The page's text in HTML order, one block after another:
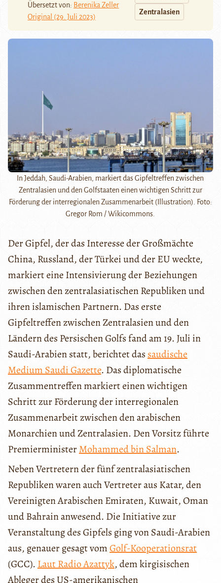
Übersetzt von: Berenika Zeller
Original (29. Juli 2023)
Zentralasien
In Jeddah, Saudi-Arabien, markiert das Gipfeltreffen zwischen
Zentralasien und den Golfstaaten einen wichtigen Schritt zur
Förderung der interregionalen Zusammenarbeit (Illustration). Foto:
Gregor Rom / Wikicommons.
Der Gipfel, der das Interesse der Großmächte
China, Russland, der Türkei und der EU weckte,
markiert eine Intensivierung der Beziehungen
zwischen den zentralasiatischen Republiken und
ihren islamischen Partnern. Das erste
Gipfeltreffen zwischen Zentralasien und den
Ländern des Persischen Golfs fand am 19. Juli in
Saudi-Arabien statt, berichtet das saudische
Medium Saudi Gazette. Das diplomatische
Zusammentreffen markiert einen wichtigen
Schritt zur Förderung der interregionalen
Zusammenarbeit zwischen den arabischen
Monarchien und Zentralasien. Den Vorsitz führte
PremierministerMohammed bin Salman.
Neben Vertretern der fünf zentralasiatischen
Republiken waren auch Vertreter aus Katar, den
Vereinigten Arabischen Emiraten, Kuwait, Oman
und Bahrain anwesend. Die Initiative zur
Veranstaltung des Gipfels ging von Saudi-Arabien
aus, genauer gesagt vomGolf-Kooperationsrat
(GCC). Laut Radio Azattyk, dem kirgisischen
Ableger des US-amerikanischen